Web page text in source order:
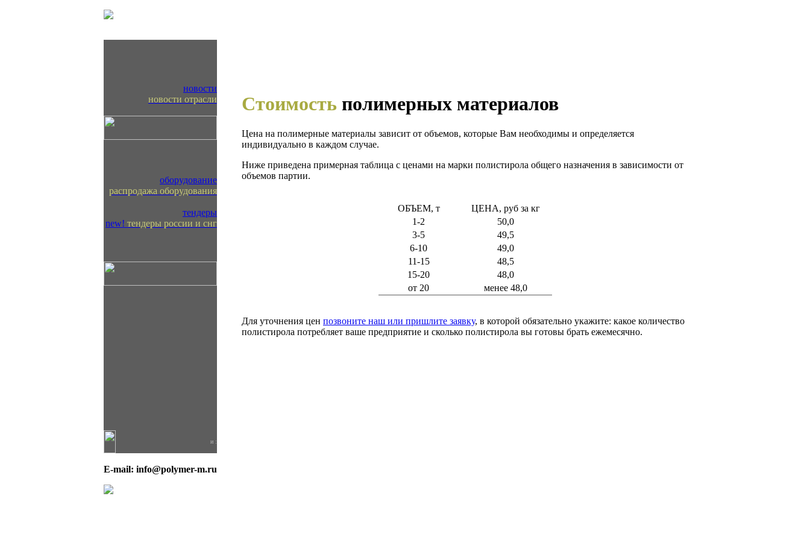
новости
новости отрасли
оборудование
распродажа оборудования
тендеры
new! тендеры россии и снг
и :
Стоимость полимерных материалов
Цена на полимерные материалы зависит от объемов, которые Вам необходимы и определяется
индивидуально в каждом случае.
Ниже приведена примерная таблица с ценами на марки полистирола общего назначения в зависимости от
объемов партии.
ОБЪЕМ, т
ЦЕНА, руб за кг
1-2
50,0
3-5
49,5
6-10
49,0
11-15
48,5
15-20
48,0
от 20
менее 48,0
Для уточнения цен позвоните наш или пришлите заявку, в которой обязательно укажите: какое количество
полистирола потребляет ваше предприятие и сколько полистирола вы готовы брать ежемесячно.
E-mail: info@polymer-m.ru